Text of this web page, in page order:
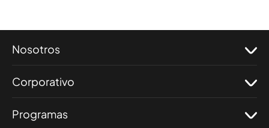
Nosotros
Corporativo
Programas